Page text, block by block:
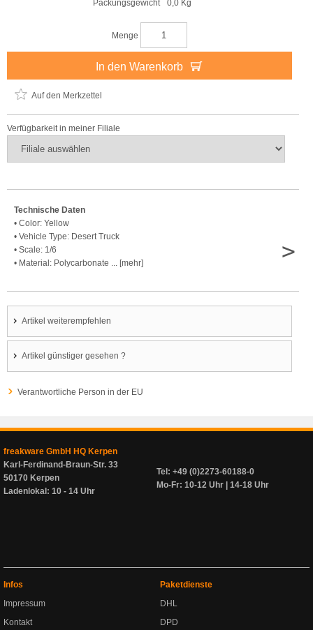
Packungsgewicht
0,0 Kg
Menge
In den Warenkorb
Auf den Merkzettel
Verfügbarkeit in meiner Filiale
Technische Daten
• Color: Yellow
• Vehicle Type: Desert Truck
• Scale: 1/6
• Material: Polycarbonate ... [mehr]
>
Artikel weiterempfehlen
Artikel günstiger gesehen ?
Verantwortliche Person in der EU
freakware GmbH HQ Kerpen
Karl-Ferdinand-Braun-Str. 33
50170 Kerpen
Ladenlokal: 10 - 14 Uhr
Tel: +49 (0)2273-60188-0
Mo-Fr: 10-12 Uhr | 14-18 Uhr
Infos
Impressum
Kontakt
Paketdienste
DHL
DPD